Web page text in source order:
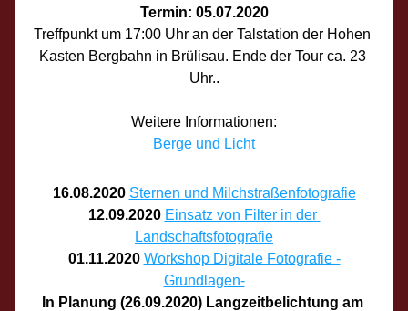
Termin: 05.07.2020
Treffpunkt um 17:00 Uhr an der Talstation der Hohen
Kasten Bergbahn in Brülisau. Ende der Tour ca. 23
Uhr..
Weitere Informationen:
Berge und Licht
16.08.2020 Sternen und Milchstraßenfotografie
12.09.2020 Einsatz von Filter in der
Landschaftsfotografie
01.11.2020 Workshop Digitale Fotografie -
Grundlagen-
In Planung (26.09.2020) Langzeitbelichtung am